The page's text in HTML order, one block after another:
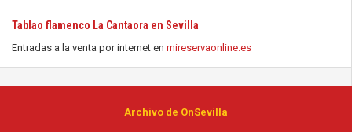
Tablao flamenco La Cantaora en Sevilla
Entradas a la venta por internet en mireservaonline.es
Archivo de OnSevilla